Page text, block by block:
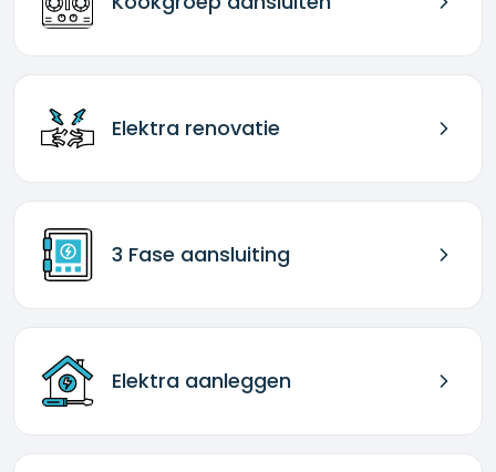
Elektra renovatie
3 Fase aansluiting
Elektra aanleggen